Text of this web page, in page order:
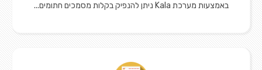
באמצעות מערכת Kala ניתן להנפיק בקלות מסמכים חתומים...